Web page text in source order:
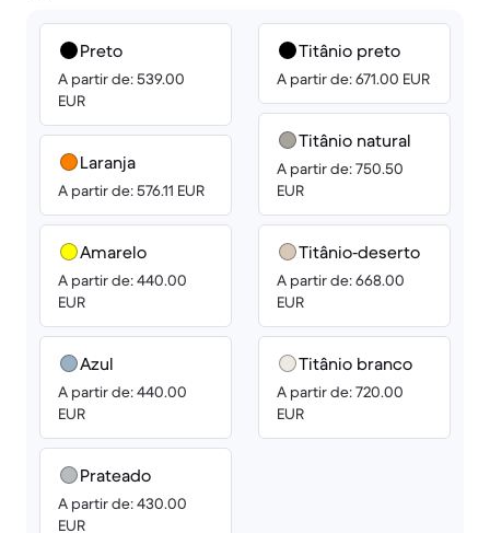
Preto
A partir de: 539.00
EUR
Laranja
A partir de: 576.11 EUR
Amarelo
A partir de: 440.00
EUR
Azul
A partir de: 440.00
EUR
Prateado
A partir de: 430.00
EUR
Titânio preto
A partir de: 671.00 EUR
Titânio natural
A partir de: 750.50
EUR
Titânio‑deserto
A partir de: 668.00
EUR
Titânio branco
A partir de: 720.00
EUR